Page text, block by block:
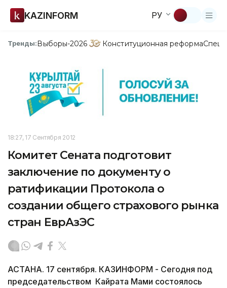
KAZINFORM РУ
Тренды:Выборы-2026 Конституционная реформа
18:27, 17 Сентября 2012
Комитет Сената подготовит
заключение по документу о
ратификации Протокола о
создании общего страхового рынка
стран ЕврАзЭС
АСТАНА. 17 сентября. КАЗИНФОРМ - Сегодня под
председательством Кайрата Мами состоялось